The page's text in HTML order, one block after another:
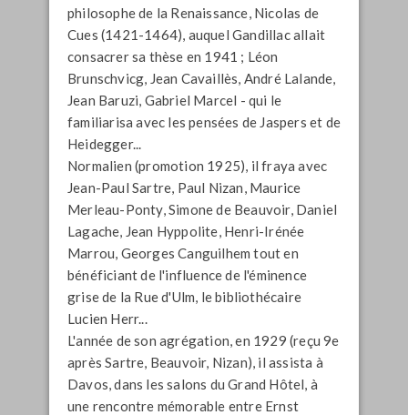
philosophe de la Renaissance, Nicolas de
Cues (1421-1464), auquel Gandillac allait
consacrer sa thèse en 1941 ; Léon
Brunschvicg, Jean Cavaillès, André Lalande,
Jean Baruzi, Gabriel Marcel - qui le
familiarisa avec les pensées de Jaspers et de
Heidegger...
Normalien (promotion 1925), il fraya avec
Jean-Paul Sartre, Paul Nizan, Maurice
Merleau-Ponty, Simone de Beauvoir, Daniel
Lagache, Jean Hyppolite, Henri-Irénée
Marrou, Georges Canguilhem tout en
bénéficiant de l'influence de l'éminence
grise de la Rue d'Ulm, le bibliothécaire
Lucien Herr...
L'année de son agrégation, en 1929 (reçu 9e
après Sartre, Beauvoir, Nizan), il assista à
Davos, dans les salons du Grand Hôtel, à
une rencontre mémorable entre Ernst